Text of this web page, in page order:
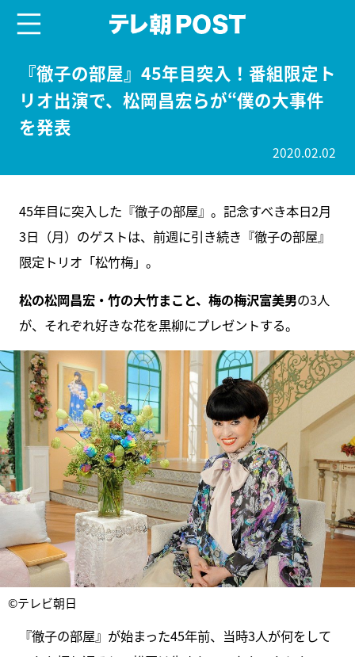
『徹子の部屋』45年目突入！番組限定ト
リオ出演で、松岡昌宏らが“僕の大事件
を発表
2020.02.02
45年目に突入した『徹子の部屋』。記念すべき本日2月
3日（月）のゲストは、前週に引き続き『徹子の部屋』
限定トリオ「松竹梅」。
松の松岡昌宏・竹の大竹まこと、梅の梅沢富美男の3人
が、それぞれ好きな花を黒柳にプレゼントする。
©テレビ朝日
『徹子の部屋』が始まった45年前、当時3人が何をして